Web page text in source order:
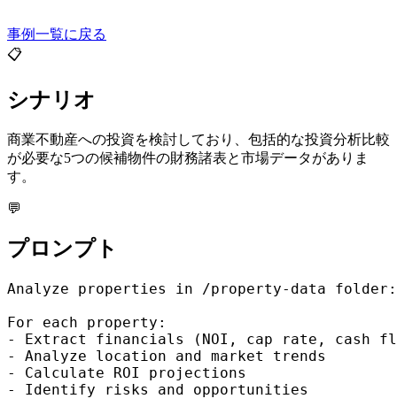
事例一覧に戻る
📋
シナリオ
商業不動産への投資を検討しており、包括的な投資分析比較
が必要な5つの候補物件の財務諸表と市場データがありま
す。
💬
プロンプト
Analyze properties in /property-data folder:
For each property:
- Extract financials (NOI, cap rate, cash
- Analyze location and market trends
- Calculate ROI projections
- Identify risks and opportunities